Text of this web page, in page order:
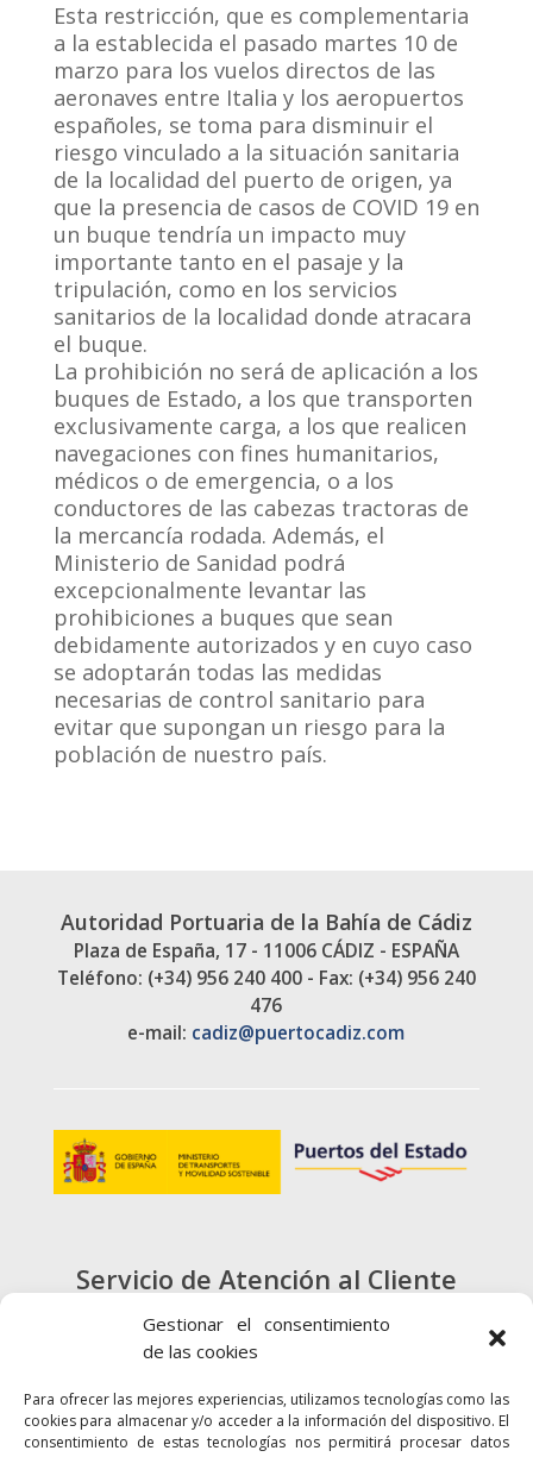
Gestionar el consentimiento
de las cookies
Para ofrecer las mejores experiencias, utilizamos tecnologías como las
cookies para almacenar y/o acceder a la información del dispositivo. El
consentimiento de estas tecnologías nos permitirá procesar datos
Esta restricción, que es complementaria
a la establecida el pasado martes 10 de
marzo para los vuelos directos de las
aeronaves entre Italia y los aeropuertos
españoles, se toma para disminuir el
riesgo vinculado a la situación sanitaria
de la localidad del puerto de origen, ya
que la presencia de casos de COVID 19 en
un buque tendría un impacto muy
importante tanto en el pasaje y la
tripulación, como en los servicios
sanitarios de la localidad donde atracara
el buque.
La prohibición no será de aplicación a los
buques de Estado, a los que transporten
exclusivamente carga, a los que realicen
navegaciones con fines humanitarios,
médicos o de emergencia, o a los
conductores de las cabezas tractoras de
la mercancía rodada. Además, el
Ministerio de Sanidad podrá
excepcionalmente levantar las
prohibiciones a buques que sean
debidamente autorizados y en cuyo caso
se adoptarán todas las medidas
necesarias de control sanitario para
evitar que supongan un riesgo para la
población de nuestro país.
Autoridad Portuaria de la Bahía de Cádiz
Plaza de España, 17 - 11006 CÁDIZ - ESPAÑA
Teléfono: (+34) 956 240 400 - Fax: (+34) 956 240
476
e-mail: cadiz@puertocadiz.com
Servicio de Atención al Cliente
900 720 415
CONTACTO